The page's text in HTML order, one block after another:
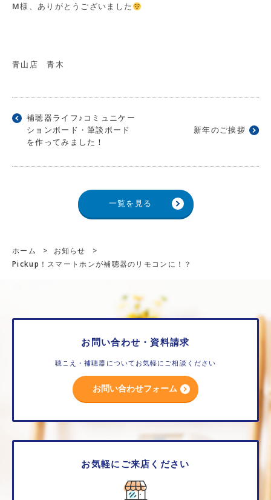
M様、ありがとうございました
青山店 青木
補聴器ライフ♪コミュニケー
ションボード・筆談ボード
を作ってみました！
新年のご挨拶
一覧を見る
ホーム > お知らせ
>
Pickup！スマートホンが補聴器のリモコンに！？
お問い合わせ・資料請求
聴こえ・補聴器についてお気軽にご相談ください
お問い合わせフォーム
お気軽にご来店ください